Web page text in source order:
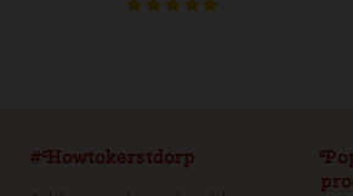
#Howtokerstdorp